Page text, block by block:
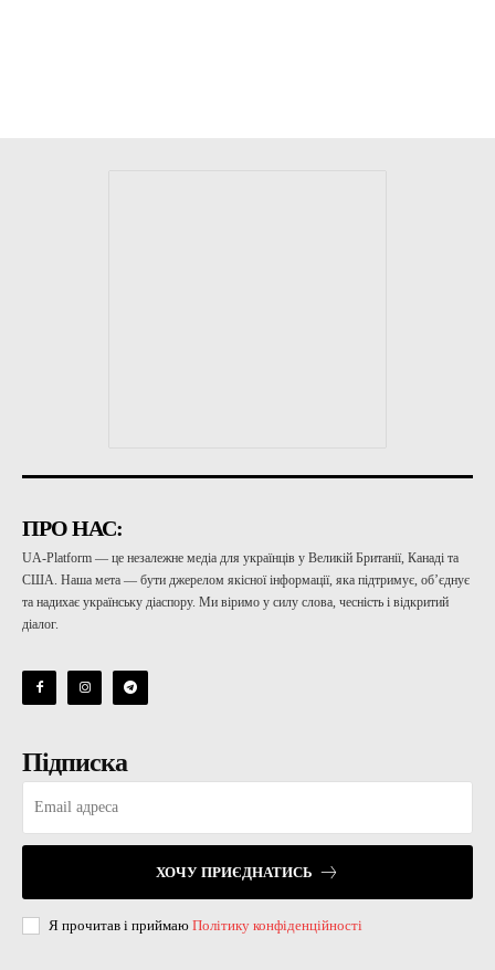
ПРО НАС:
UA-Platform — це незалежне медіа для українців у Великій Британії, Канаді та
США. Наша мета — бути джерелом якісної інформації, яка підтримує, об’єднує
та надихає українську діаспору. Ми віримо у силу слова, чесність і відкритий
діалог.
Підписка
ХОЧУ ПРИЄДНАТИСЬ
Я прочитав і приймаю Політику конфіденційності